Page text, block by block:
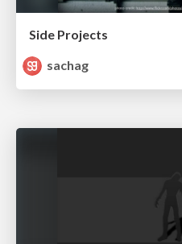
Side Projects
sachag